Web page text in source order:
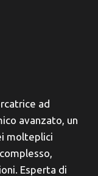
ad
avanzato, un
molteplici
Esperta di